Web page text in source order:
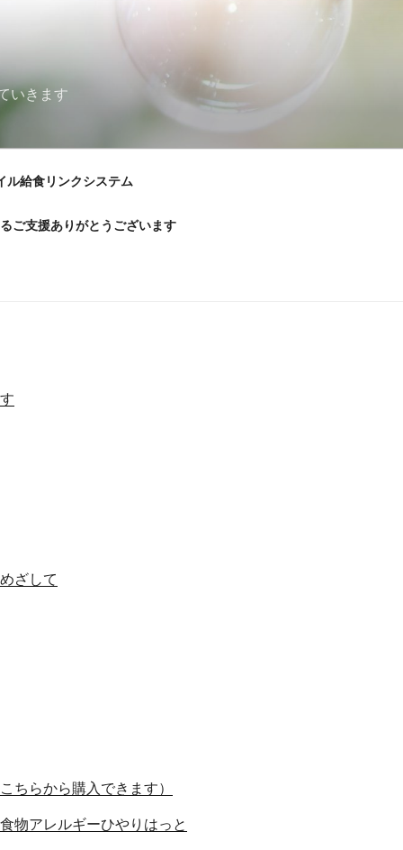
いきます
ル給食リンクシステム
ご支援ありがとうございます
ざして
ちらから購入できます）
アレルギーひやりはっと